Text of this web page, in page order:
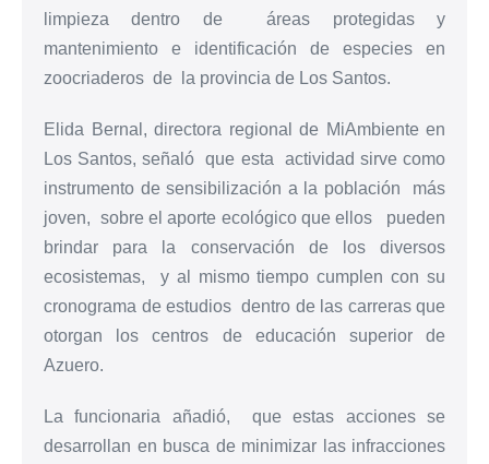
limpieza dentro de áreas protegidas y
mantenimiento e identificación de especies en
zoocriaderos de la provincia de Los Santos.
Elida Bernal, directora regional de MiAmbiente en
Los Santos, señaló que esta actividad sirve como
instrumento de sensibilización a la población más
joven, sobre el aporte ecológico que ellos pueden
brindar para la conservación de los diversos
ecosistemas, y al mismo tiempo cumplen con su
cronograma de estudios dentro de las carreras que
otorgan los centros de educación superior de
Azuero.
La funcionaria añadió, que estas acciones se
desarrollan en busca de minimizar las infracciones